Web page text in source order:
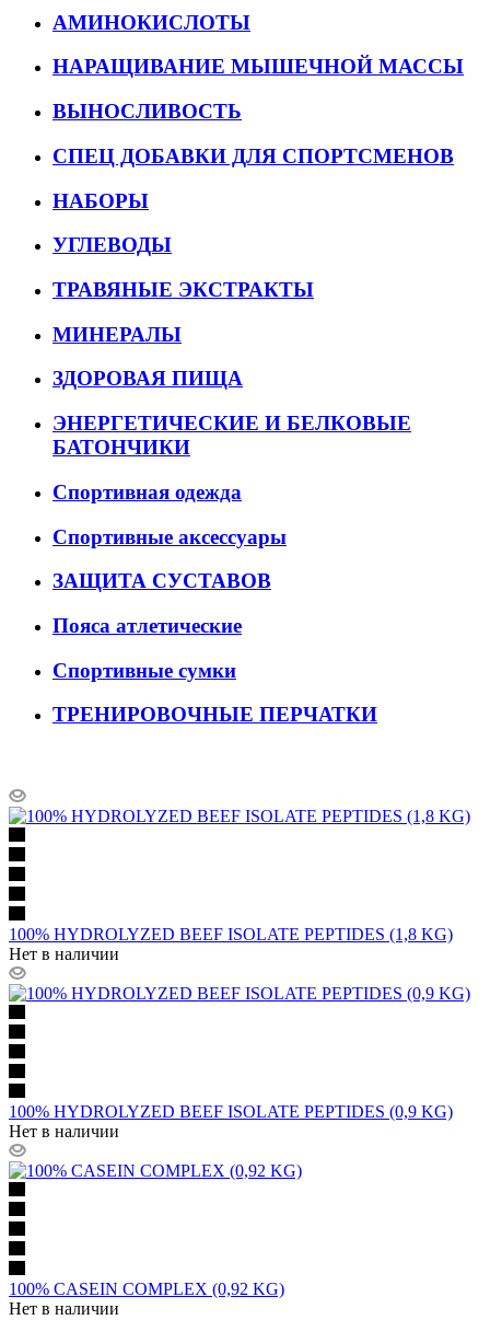
АМИНОКИСЛОТЫ
НАРАЩИВАНИЕ МЫШЕЧНОЙ МАССЫ
ВЫНОСЛИВОСТЬ
СПЕЦ ДОБАВКИ ДЛЯ СПОРТСМЕНОВ
НАБОРЫ
УГЛЕВОДЫ
ТРАВЯНЫЕ ЭКСТРАКТЫ
МИНЕРАЛЫ
ЗДОРОВАЯ ПИЩА
ЭНЕРГЕТИЧЕСКИЕ И БЕЛКОВЫЕ
БАТОНЧИКИ
Спортивная одежда
Спортивные аксессуары
ЗАЩИТА СУСТАВОВ
Пояса атлетические
Спортивные сумки
ТРЕНИРОВОЧНЫЕ ПЕРЧАТКИ
100% HYDROLYZED BEEF ISOLATE PEPTIDES (1,8 KG)
Нет в наличии
100% HYDROLYZED BEEF ISOLATE PEPTIDES (0,9 KG)
Нет в наличии
100% CASEIN COMPLEX (0,92 KG)
Нет в наличии